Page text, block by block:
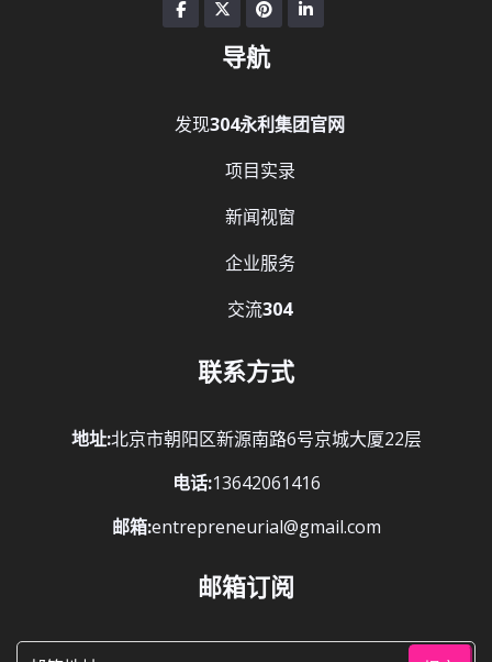
导航
发现304永利集团官网
项目实录
新闻视窗
企业服务
交流304
联系方式
地址:北京市朝阳区新源南路6号京城大厦22层
电话:13642061416
邮箱:entrepreneurial@gmail.com
邮箱订阅